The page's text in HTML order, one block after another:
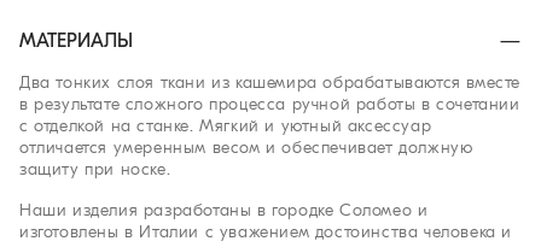
МАТЕРИАЛЫ
Два тонких слоя ткани из кашемира обрабатываются вместе
в результате сложного процесса ручной работы в сочетании
с отделкой на станке. Мягкий и уютный аксессуар
отличается умеренным весом и обеспечивает должную
защиту при носке.
Наши изделия разработаны в городке Соломео и
изготовлены в Италии с уважением достоинства человека и